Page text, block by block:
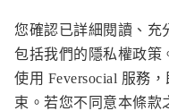
您確認已詳細閱讀、充
包括我們的隱私權政策
使用 Feversocial 服務
束。若您不同意本條款